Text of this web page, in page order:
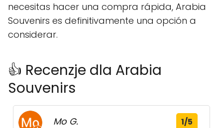
necesitas hacer una compra rápida, Arabia
Souvenirs es definitivamente una opción a
considerar.
👍 Recenzje dla Arabia
Souvenirs
Mo G. 1/5